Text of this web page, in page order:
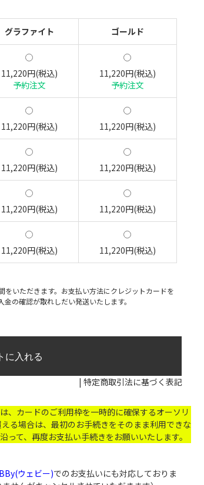
グラファイト ゴールド
11,220円(税込)
予約注文
11,220円(税込)
予約注文
11,220円(税込) 11,220円(税込)
11,220円(税込) 11,220円(税込)
11,220円(税込) 11,220円(税込)
11,220円(税込) 11,220円(税込)
いただきます。お支払い方法にクレジットカードを
金の確認が取れしだい発送いたします。
に入れる
| 特定商取引法に基づく表記
、カードのご利用枠を一時的に確保するオーソリ
る場合は、最初のお手続きをそのまま利用できな
て、再度お支払い手続きをお願いいたします。
ウェビー)でのお支払いにも対応しておりま